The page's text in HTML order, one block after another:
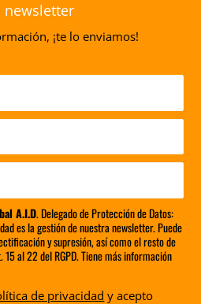
newsletter
¡te lo enviamos!
A.I.D. Delegado de Protección de Datos:
es la gestión de nuestra newsletter. Puede
y supresión, así como el resto de
al 22 del RGPD. Tiene más información
de privacidad y acepto